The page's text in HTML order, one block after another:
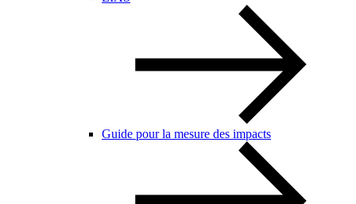
Guide pour la mesure des impacts